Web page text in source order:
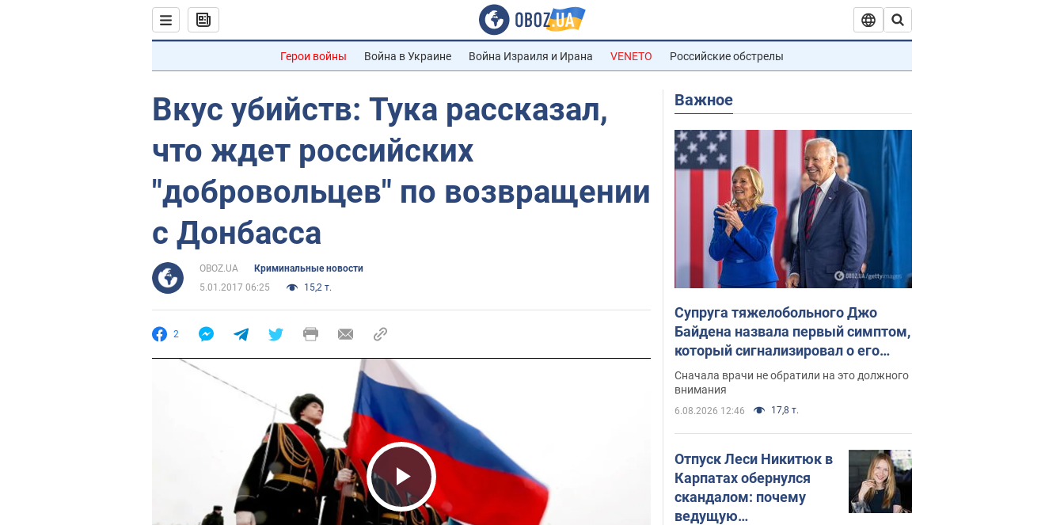
Герои войны Война в Украине Война Израиля и Ирана VENETO Российские обстрелы
Вкус убийств: Тука рассказал,
что ждет российских
"добровольцев" по возвращении
с Донбасса
OBOZ.UA
Криминальные новости
5.01.2017 06:25
15,2 т.
2
Play Video
Важное
Супруга тяжелобольного Джо
Байдена назвала первый симптом,
который сигнализировал о его
"агрессивном" раке
Сначала врачи не обратили на это должного
внимания
6.08.2026 12:46 17,8 т.
Отпуск Леси Никитюк в
Карпатах обернулся
скандалом: почему
ведущую